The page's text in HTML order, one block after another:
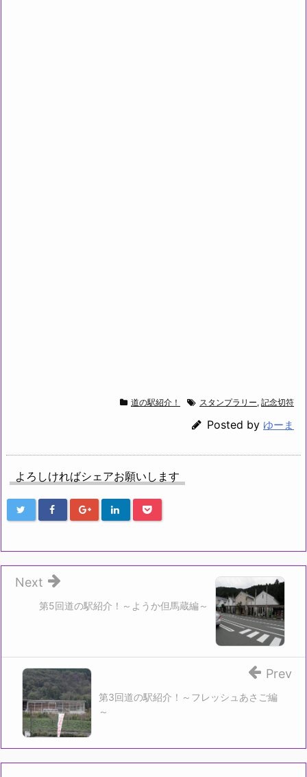
道の駅紹介！ スタンプラリー, 記念切符
Posted by ゆーま
よろしければシェアお願いします
第5回道の駅紹介！～ようか但馬蔵編～
Next
第3回道の駅紹介！～フレッシュあさご編
～
Prev